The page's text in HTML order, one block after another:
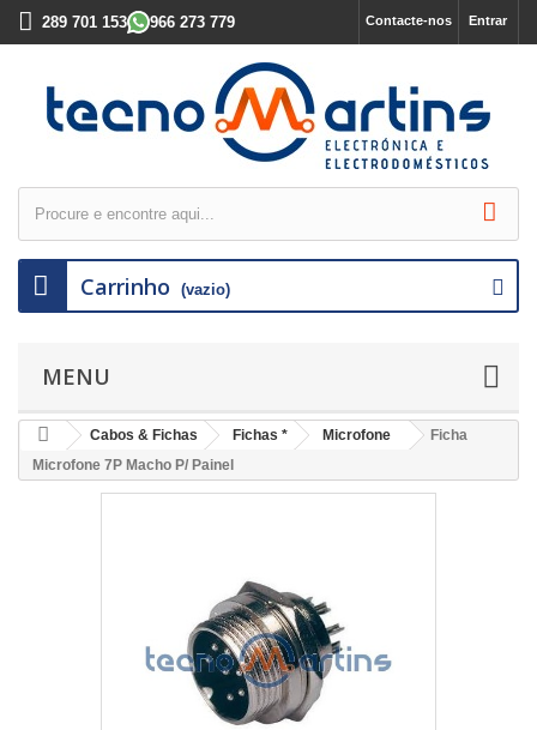
Entrar
Contacte-nos
289 701 153 966 273 779
Carrinho (vazio)
MENU
Cabos & Fichas Fichas * Microfone
Ficha
Microfone 7P Macho P/ Painel